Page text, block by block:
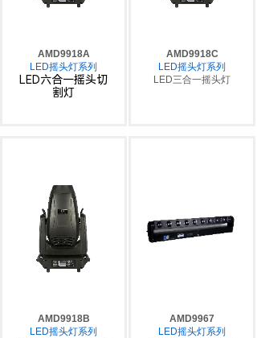
AMD9918A
LED摇头灯系列
LED六合一摇头切
割灯
AMD9918C
LED摇头灯系列
LED三合一摇头灯
AMD9918B
LED摇头灯系列
AMD9967
LED摇头灯系列